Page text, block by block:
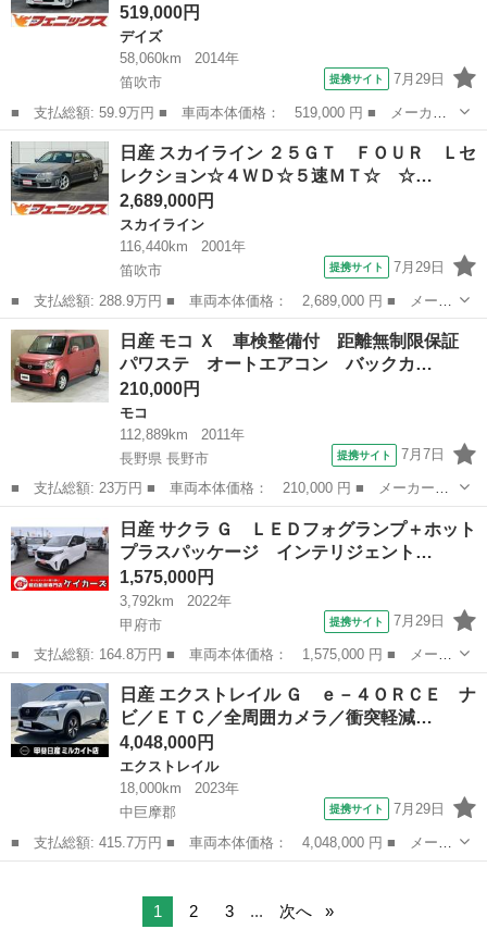
519,000円
デイズ
58,060km
2014年
笛吹市
提携サイト 7月29日
■ 支払総額: 59.9万円 ■ 車両本体価格： 519,000 円 ■ メーカー
名： 日産 ■ 車種名： デイズルークス ■ グレード名： ハイウ
ェイスター Ｘ☆ナビ☆アラウンドビューモニター☆ ☆ナビ☆ＴＶ
☆Ｂｌｕｅｔ...
山梨 笛吹市 デイズ
日産 スカイライン ２５ＧＴ ＦＯＵＲ Ｌセ
レクション☆４ＷＤ☆５速ＭＴ☆ ☆…
2,689,000円
スカイライン
116,440km
2001年
笛吹市
提携サイト 7月29日
■ 支払総額: 288.9万円 ■ 車両本体価格： 2,689,000 円 ■ メーカ
ー名： 日産 ■ 車種名： スカイライン ■ グレード名： ２５Ｇ
Ｔ ＦＯＵＲ Ｌセレクション☆４ＷＤ☆５速ＭＴ☆ ☆４ＷＤ☆５
速ＭＴ☆...
山梨 笛吹市 スカイライン
日産 モコ Ｘ 車検整備付 距離無制限保証
パワステ オートエアコン バックカ…
210,000円
モコ
112,889km
2011年
長野県 長野市
提携サイト 7月7日
■ 支払総額: 23万円 ■ 車両本体価格： 210,000 円 ■ メーカー
名： 日産 ■ 車種名： モコ ■ グレード名： Ｘ 車検整備付
距離無制限保証 パワステ オートエアコン バックカメラ付きＣＤ
オーディオ ＥＴ...
長野市 モコ
日産 サクラ Ｇ ＬＥＤフォグランプ＋ホット
プラスパッケージ インテリジェント…
1,575,000円
3,792km
2022年
甲府市
提携サイト 7月29日
■ 支払総額: 164.8万円 ■ 車両本体価格： 1,575,000 円 ■ メーカ
ー名： 日産 ■ 車種名： サクラ ■ グレード名： Ｇ ＬＥＤフ
ォグランプ＋ホットプラスパッケージ インテリジェントエマージェ
ンシーブ...
山梨 甲府市 日産
日産 エクストレイル Ｇ ｅ－４ＯＲＣＥ ナ
ビ／ＥＴＣ／全周囲カメラ／衝突軽減…
4,048,000円
エクストレイル
18,000km
2023年
中巨摩郡
提携サイト 7月29日
■ 支払総額: 415.7万円 ■ 車両本体価格： 4,048,000 円 ■ メーカ
ー名： 日産 ■ 車種名： エクストレイル ■ グレード名： Ｇ
1 2 3 ... 次へ